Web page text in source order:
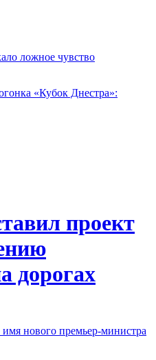
ложное чувство
«Кубок Днестра»:
проект
дорогах
нового премьер-министра